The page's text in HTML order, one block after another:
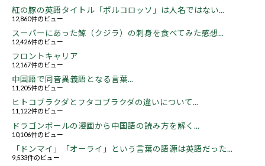
紅の豚の英語タイトル「ポルコロッソ」は人名ではない...
12,860件のビュー
スーパーにあった鯨（クジラ）の刺身を食べてみた感想...
12,426件のビュー
フロントキャリア
12,167件のビュー
中国語で同音異義語となる言葉...
11,205件のビュー
ヒトコブラクダとフタコブラクダの違いについて...
11,122件のビュー
ドラゴンボールの漫画から中国語の読み方を解く...
10,106件のビュー
「ドンマイ」「オーライ」という言葉の語源は英語だった...
9,533件のビュー